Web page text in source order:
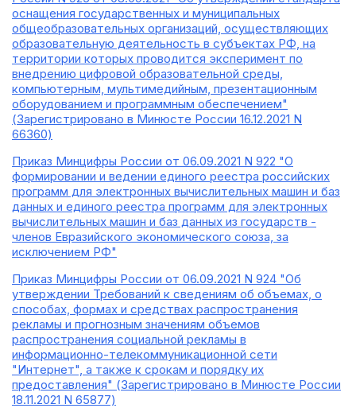
оснащения государственных и муниципальных
общеобразовательных организаций, осуществляющих
образовательную деятельность в субъектах РФ, на
территории которых проводится эксперимент по
внедрению цифровой образовательной среды,
компьютерным, мультимедийным, презентационным
оборудованием и программным обеспечением"
(Зарегистрировано в Минюсте России 16.12.2021 N
66360)
Приказ Минцифры России от 06.09.2021 N 922 "О
формировании и ведении единого реестра российских
программ для электронных вычислительных машин и баз
данных и единого реестра программ для электронных
вычислительных машин и баз данных из государств -
членов Евразийского экономического союза, за
исключением РФ"
Приказ Минцифры России от 06.09.2021 N 924 "Об
утверждении Требований к сведениям об объемах, о
способах, формах и средствах распространения
рекламы и прогнозным значениям объемов
распространения социальной рекламы в
информационно-телекоммуникационной сети
"Интернет", а также к срокам и порядку их
предоставления" (Зарегистрировано в Минюсте России
18.11.2021 N 65877)